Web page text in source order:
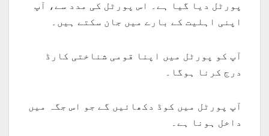
پورٹل دیا گیا ہے۔ اس پورٹل کی مدد سے، آپ
اپنی اہلیت کے بارے میں جان سکتے ہیں۔
آپ کو پورٹل میں اپنا قومی شناختی کارڈ
درج کرنا ہوگا۔
آپ پورٹل میں کوڈ دکھائیں گے جو اس جگہ میں
داخل ہونا ہے۔